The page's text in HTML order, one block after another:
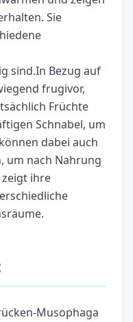
Sie
sind.In Bezug auf
frugivor,
Früchte
Schnabel, um
dabei auch
um nach Nahrung
zeigt ihre
Musophaga